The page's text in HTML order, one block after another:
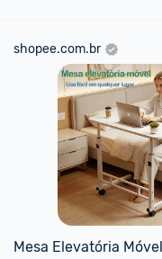
shopee.com.br
Mesa Elevatória